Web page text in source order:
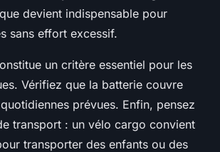
devient indispensable pour
sans effort excessif.
un critère essentiel pour les
Vérifiez que la batterie couvre
prévues. Enfin, pensez
transport : un vélo cargo convient
transporter des enfants ou des